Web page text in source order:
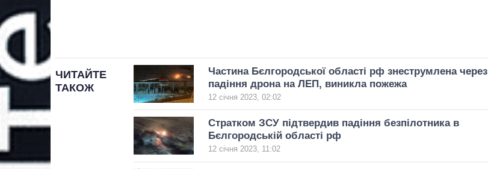
ЧИТАЙТЕ
ТАКОЖ
Частина Бєлгородської області рф знеструмлена через
падіння дрона на ЛЕП, виникла пожежа
12 січня 2023, 02:02
Стратком ЗСУ підтвердив падіння безпілотника в
Бєлгородській області рф
12 січня 2023, 11:02